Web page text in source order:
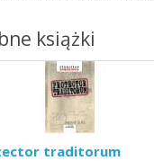
książki
traditorum